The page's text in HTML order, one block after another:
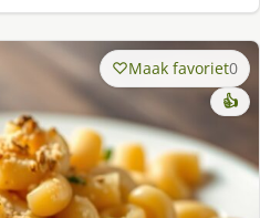
Maak favoriet0
👍